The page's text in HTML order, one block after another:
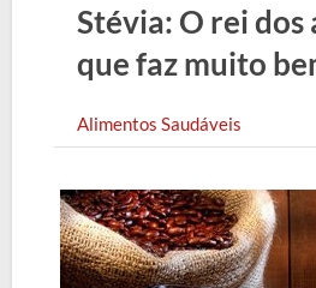
Stévia: O rei dos
que faz muito
Alimentos Saudáveis